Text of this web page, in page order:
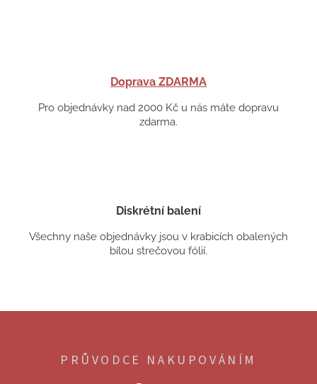
Doprava ZDARMA
Pro objednávky nad 2000 Kč u nás máte dopravu
zdarma.
Diskrétní balení
Všechny naše objednávky jsou v krabicích obalených
bílou strečovou fólií.
PRŮVODCE NAKUPOVÁNÍM